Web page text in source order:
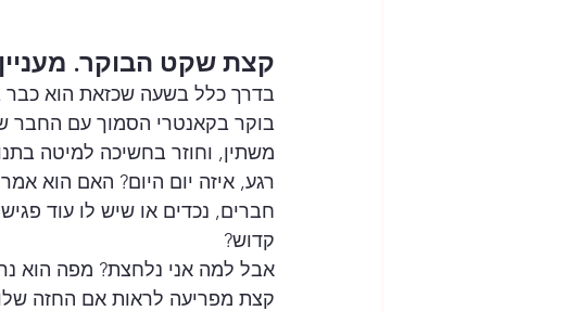
קצת שקט הבוקר.
בדרך כלל בשעה שכזאת הוא כבר
בוקר בקאנטרי הסמוך עם החבר
משתין, וחוזר בחשיכה למיטה
רגע, איזה יום היום? האם הוא
חברים, נכדים או שיש לו עוד
קדוש?
אבל למה אני נלחצת? מפה הוא
קצת מפריעה לראות אם החזה שלו